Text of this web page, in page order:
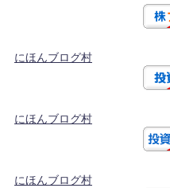
にほんブログ村
にほんブログ村
にほんブログ村